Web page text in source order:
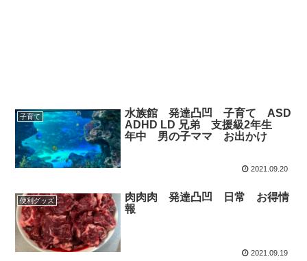
子育て
水族館 発達凸凹 子育て ASD
ADHD LD 兄弟 支援級2年生
年中 男の子ママ お出かけ
2021.09.20
便利グッズ
肉肉肉 発達凸凹 日常 お得情
報
2021.09.19